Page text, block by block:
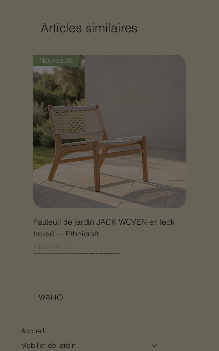
Articles similaires
Nouveauté
Fauteuil de jardin JACK WOVEN en teck
tressé — Ethnicraft
Prix
1 099,00 €
WAHO
Accueil
Mobilier de jardin